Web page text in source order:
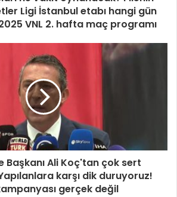
Ligi İstanbul etabı hangi gün
VNL 2. hafta maç programı
Başkanı Ali Koç'tan çok sert
karşı dik duruyoruz!
gerçek değil